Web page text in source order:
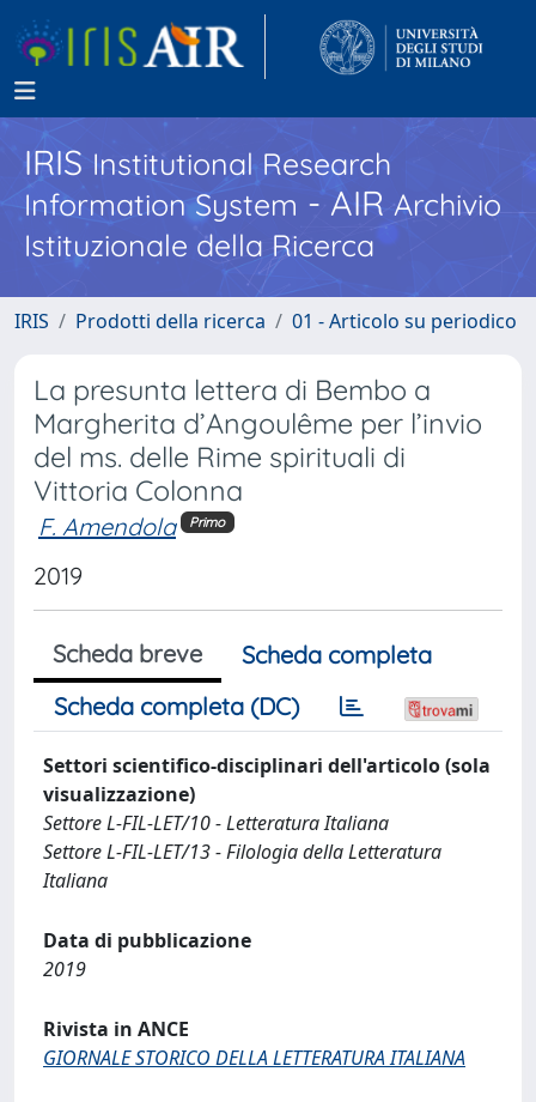
IRISInstitutional Research
Information System - AIR Archivio
Istituzionale della Ricerca
IRIS Prodotti della ricerca 01 - Articolo su periodico
La presunta lettera di Bembo a
Margherita d’Angoulême per l’invio
del ms. delle Rime spirituali di
Vittoria Colonna
F. Amendola Primo
2019
Scheda breve
Scheda completa
Scheda completa (DC)
Settori scientifico-disciplinari dell'articolo (sola
visualizzazione)
Settore L-FIL-LET/10 - Letteratura Italiana
Settore L-FIL-LET/13 - Filologia della Letteratura
Italiana
Data di pubblicazione
2019
Rivista in ANCE
GIORNALE STORICO DELLA LETTERATURA ITALIANA